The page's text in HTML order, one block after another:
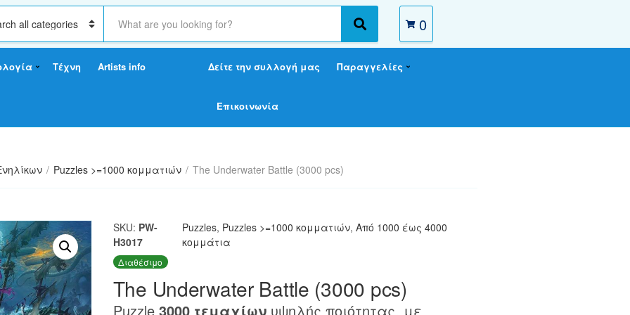
S
a
c
x
S
e
r
0
Τέχνη Artists info Δείτε την συλλογή μας Παραγγελίες
Επικοινωνία
/ Puzzles >=1000 κομματιών / The Underwater Battle (3000 pcs)
SKU: PW-
H3017
Puzzles, Puzzles >=1000 κομματιών, Από 1000 έως 4000
κομμάτια
Διαθέσιμο
The Underwater Battle (3000 pcs)
Puzzle 3000 τεμαχίωνυψηλής ποιότητας, με